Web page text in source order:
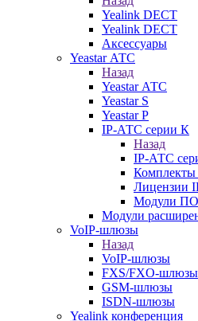
Yealink DECT
Yealink DECT
Аксессуары
Yeastar АТС
Назад
Yeastar АТС
Yeastar S
Yeastar P
IP-АТС серии К
Назад
IP-АТС
Лицензии
Модули
Модули
VoIP-шлюзы
Назад
VoIP-шлюзы
FXS/FXO-шлюзы
GSM-шлюзы
ISDN-шлюзы
Yealink конференция